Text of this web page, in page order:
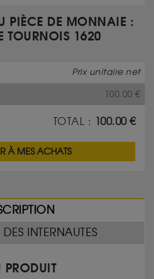
PIÈCE DE MONNAIE :
TOURNOIS 1620
Prix unitaire net
100.00 €
TOTAL : 100.00€
À MES ACHATS
INTERNAUTES
PRODUIT